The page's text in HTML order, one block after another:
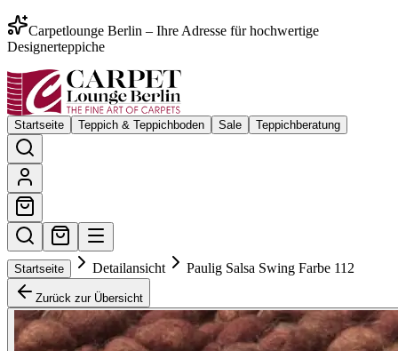
Carpetlounge Berlin – Ihre Adresse für hochwertige
Designerteppiche
Startseite Teppich & Teppichboden Sale Teppichberatung
Startseite Detailansicht Paulig Salsa Swing Farbe 112
Zurück zur Übersicht